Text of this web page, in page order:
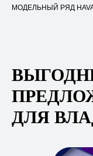
МОДЕЛЬНЫЙ РЯД
ДЛЯ